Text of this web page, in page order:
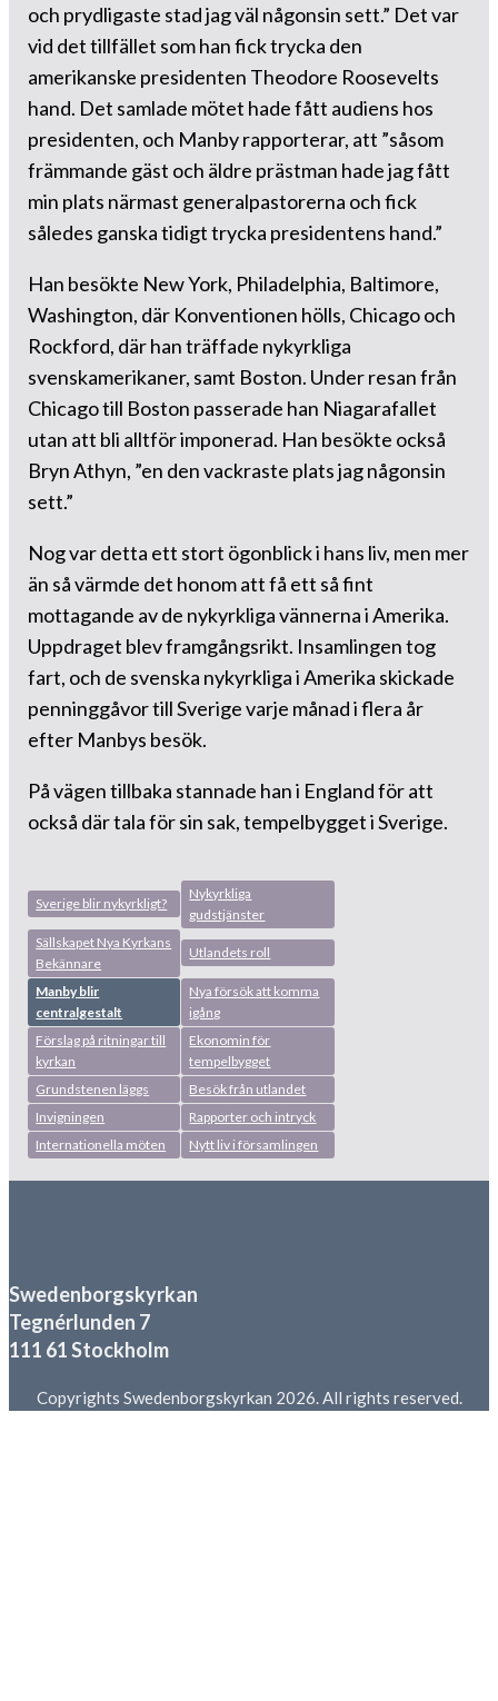
och prydligaste stad jag väl någonsin sett.” Det var
vid det tillfället som han fick trycka den
amerikanske presidenten Theodore Roosevelts
hand. Det samlade mötet hade fått audiens hos
presidenten, och Manby rapporterar, att ”såsom
främmande gäst och äldre prästman hade jag fått
min plats närmast generalpastorerna och fick
således ganska tidigt trycka presidentens hand.”
Han besökte New York, Philadelphia, Baltimore,
Washington, där Konventionen hölls, Chicago och
Rockford, där han träffade nykyrkliga
svenskamerikaner, samt Boston. Under resan från
Chicago till Boston passerade han Niagarafallet
utan att bli alltför imponerad. Han besökte också
Bryn Athyn, ”en den vackraste plats jag någonsin
sett.”
Nog var detta ett stort ögonblick i hans liv, men mer
än så värmde det honom att få ett så fint
mottagande av de nykyrkliga vännerna i Amerika.
Uppdraget blev framgångsrikt. Insamlingen tog
fart, och de svenska nykyrkliga i Amerika skickade
penninggåvor till Sverige varje månad i flera år
efter Manbys besök.
På vägen tillbaka stannade han i England för att
också där tala för sin sak, tempelbygget i Sverige.
Sverige blir nykyrkligt?
Nykyrkliga
gudstjänster
Sällskapet Nya Kyrkans
Bekännare
Utlandets roll
Manby blir
centralgestalt
Nya försök att komma
igång
Förslag på ritningar till
kyrkan
Ekonomin för
tempelbygget
Grundstenen läggs
Besök från utlandet
Invigningen
Rapporter och intryck
Internationella möten
Nytt liv i församlingen
Swedenborgskyrkan
Tegnérlunden 7
111 61 Stockholm
Copyrights Swedenborgskyrkan 2026. All rights reserved.